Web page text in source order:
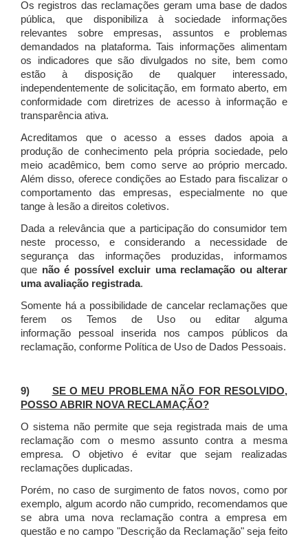
Os registros das reclamações geram uma base de dados
pública, que disponibiliza à sociedade informações
relevantes sobre empresas, assuntos e problemas
demandados na plataforma. Tais informações alimentam
os indicadores que são divulgados no site, bem como
estão à disposição de qualquer interessado,
independentemente de solicitação, em formato aberto, em
conformidade com diretrizes de acesso à informação e
transparência ativa.
Acreditamos que o acesso a esses dados apoia a
produção de conhecimento pela própria sociedade, pelo
meio acadêmico, bem como serve ao próprio mercado.
Além disso, oferece condições ao Estado para fiscalizar o
comportamento das empresas, especialmente no que
tange à lesão a direitos coletivos.
Dada a relevância que a participação do consumidor tem
neste processo, e considerando a necessidade de
segurança das informações produzidas, informamos
que não é possível excluir uma reclamação ou alterar
uma avaliação registrada.
Somente há a possibilidade de cancelar reclamações que
ferem os Temos de Uso ou editar alguma
informação pessoal inserida nos campos públicos da
reclamação, conforme Política de Uso de Dados Pessoais.
9) SE O MEU PROBLEMA NÃO FOR RESOLVIDO,
POSSO ABRIR NOVA RECLAMAÇÃO?
O sistema não permite que seja registrada mais de uma
reclamação com o mesmo assunto contra a mesma
empresa. O objetivo é evitar que sejam realizadas
reclamações duplicadas.
Porém, no caso de surgimento de fatos novos, como por
exemplo, algum acordo não cumprido, recomendamos que
se abra uma nova reclamação contra a empresa em
questão e no campo "Descrição da Reclamação" seja feito